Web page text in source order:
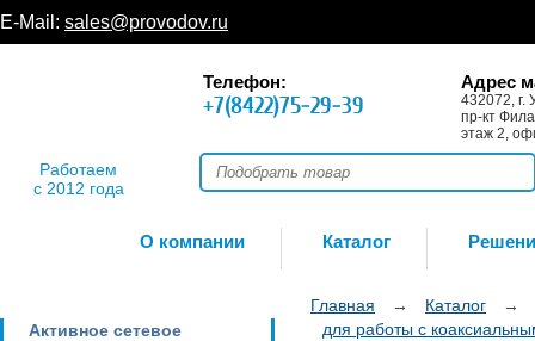
E-Mail: sales@provodov.ru
Работаем
с 2012 года
Телефон:
+7(8422)75-29-39
Адрес
432072, г.
пр-кт
этаж 2,
О компании Каталог
Активное сетевое
Главная → Каталог
→
для работы с